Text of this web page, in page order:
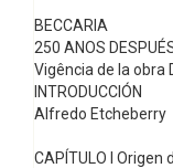
BECCARIA
250 ANOS
Vigência de la obra
INTRODUCCIÓN
Alfredo Etcheberry
CAPÍTULO I Origen